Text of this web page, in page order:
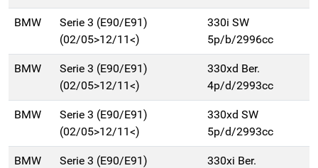
BMW
Serie 3 (E90/E91)
(02/05>12/11<)
330i SW
5p/b/2996cc
BMW
Serie 3 (E90/E91)
(02/05>12/11<)
330xd Ber.
4p/d/2993cc
BMW
Serie 3 (E90/E91)
(02/05>12/11<)
330xd SW
5p/d/2993cc
BMW
Serie 3 (E90/E91)
330xi Ber.